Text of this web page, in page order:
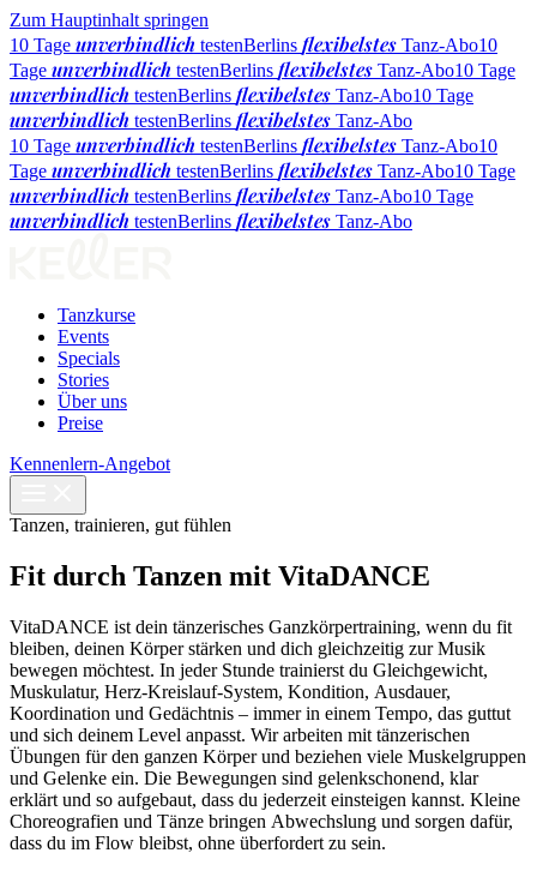
Zum Hauptinhalt springen
10 Tage unverbindlich testenBerlins flexibelstes Tanz-Abo10
Tage unverbindlich testenBerlins flexibelstes Tanz-Abo10 Tage
unverbindlich testenBerlins flexibelstes Tanz-Abo10 Tage
unverbindlich testenBerlins flexibelstes Tanz-Abo
10 Tage unverbindlich testenBerlins flexibelstes Tanz-Abo10
Tage unverbindlich testenBerlins flexibelstes Tanz-Abo10 Tage
unverbindlich testenBerlins flexibelstes Tanz-Abo10 Tage
unverbindlich testenBerlins flexibelstes Tanz-Abo
Tanzkurse
Events
Specials
Stories
Über uns
Preise
Kennenlern-Angebot
Tanzen, trainieren, gut fühlen
Fit durch Tanzen mit VitaDANCE
VitaDANCE ist dein tänzerisches Ganzkörpertraining, wenn du fit
bleiben, deinen Körper stärken und dich gleichzeitig zur Musik
bewegen möchtest. In jeder Stunde trainierst du Gleichgewicht,
Muskulatur, Herz-Kreislauf-System, Kondition, Ausdauer,
Koordination und Gedächtnis – immer in einem Tempo, das guttut
und sich deinem Level anpasst. Wir arbeiten mit tänzerischen
Übungen für den ganzen Körper und beziehen viele Muskelgruppen
und Gelenke ein. Die Bewegungen sind gelenkschonend, klar
erklärt und so aufgebaut, dass du jederzeit einsteigen kannst. Kleine
Choreografien und Tänze bringen Abwechslung und sorgen dafür,
dass du im Flow bleibst, ohne überfordert zu sein.